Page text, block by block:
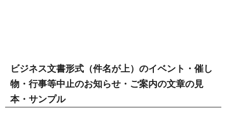
ビジネス文書形式（件名が上）のイベント・催し
物・行事等中止のお知らせ・ご案内の文章の見
本・サンプル